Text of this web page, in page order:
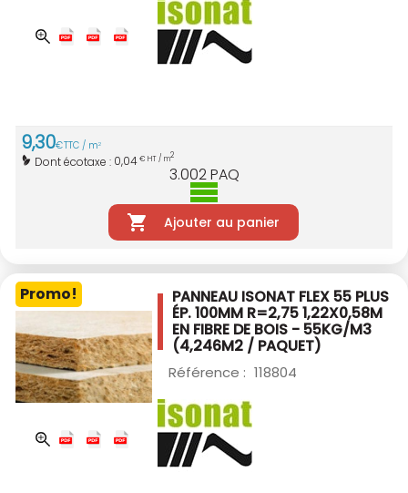
9,30€TTC / m2
Dont écotaxe : 0,04€ HT / m2
3.002PAQ
Ajouter au panier
Promo! PANNEAU ISONAT FLEX 55 PLUS
ÉP. 100MM R=2,75 1,22X0,58M
EN FIBRE DE BOIS -55KG/M3
(4,246M2 / PAQUET)
Référence : 118804